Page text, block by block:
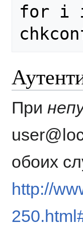
for i
При
обоих
http://